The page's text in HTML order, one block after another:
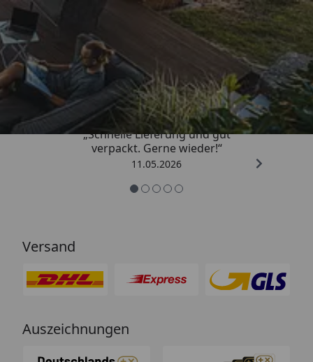
Trusted Shops
4,93/ 5
„Schnelle Lieferung und gut
verpackt. Gerne wieder!“
11.05.2026
Versand
Auszeichnungen